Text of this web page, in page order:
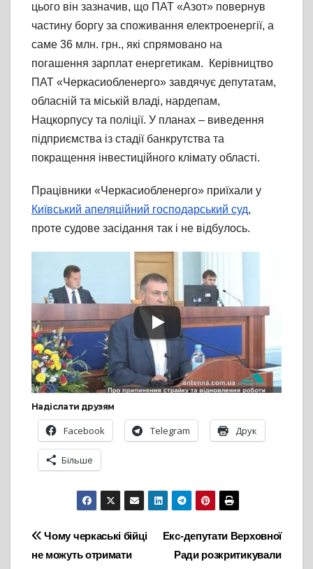
цього він зазначив, що ПАТ «Азот» повернув
частину боргу за споживання електроенергії, а
саме 36 млн. грн., які спрямовано на
погашення зарплат енергетикам. Керівництво
ПАТ «Черкасиобленерго» завдячує депутатам,
обласній та міській владі, нардепам,
Нацкорпусу та поліції. У планах – виведення
підприємства із стадії банкрутства та
покращення інвестиційного клімату області.
Працівники «Черкасиобленерго» приїхали у
Київський апеляційний господарський суд,
проте судове засідання так і не відбулось.
Надіслати друзям
Facebook Telegram Друк
Більше
Навігація
Екс-депутати Верховної
Ради розкритикували
Чому черкаські бійці
не можуть отримати